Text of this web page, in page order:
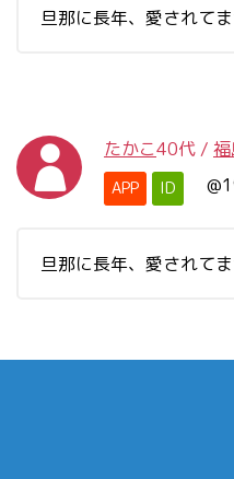
旦那に長年、愛されて
たかこ40代 /
APP ID
旦那に長年、愛されて